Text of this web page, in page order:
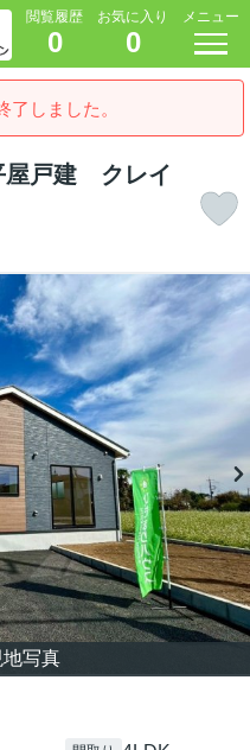
閲覧履歴
0
お気に入り
0
メニュー
了しました。
屋戸建 クレイ
地写真